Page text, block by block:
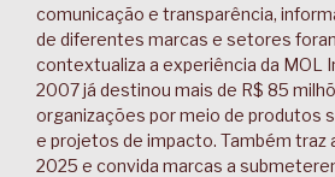
comunicação e transparência,
de diferentes marcas e setores
contextualiza a experiência da MOL
2007 já destinou mais de R$ 85
organizações por meio de produtos
e projetos de impacto. Também traz
2025 e convida marcas a